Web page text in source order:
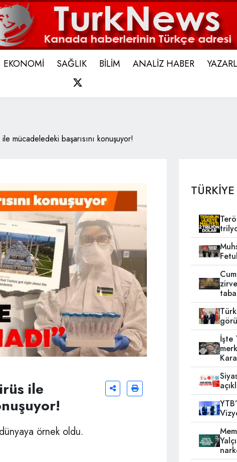
EKONOMİ SAĞLIK BİLİM ANALİZ HABER
mücadeledeki başarısını konuşuyor!
ile
örnek oldu.
TÜRKİYE
İşte